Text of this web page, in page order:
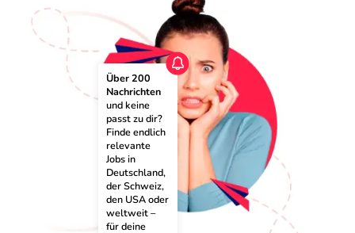
Über 200
Nachrichten
und keine
passt zu dir?
Finde endlich
relevante
Jobs in
Deutschland,
der Schweiz,
den USA oder
weltweit –
für deine